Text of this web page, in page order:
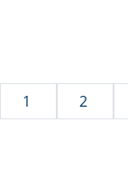
1 2